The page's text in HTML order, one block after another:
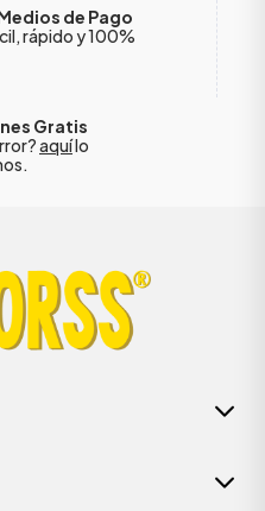
de Pago
rápido y 100%
Gratis
aquílo